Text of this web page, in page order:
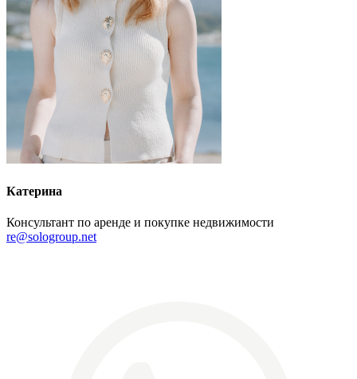
Катерина
Консультант по аренде и покупке недвижимости
re@sologroup.net